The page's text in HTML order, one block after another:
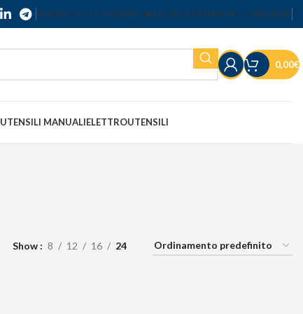
SERVIZIO CLIENTISPEDIZIONIRESI E RECESSITERMINI E CONDIZIONI
0,00€
UTENSILI MANUALIELETTROUTENSILI
Show 8 12 16 24